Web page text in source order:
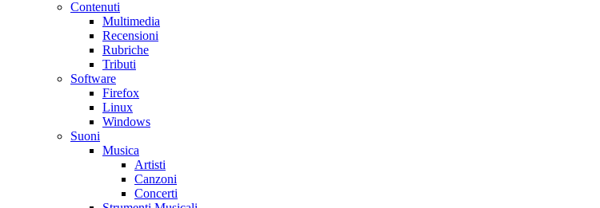
Contenuti
Multimedia
Recensioni
Rubriche
Tributi
Software
Firefox
Linux
Windows
Suoni
Musica
Artisti
Canzoni
Concerti